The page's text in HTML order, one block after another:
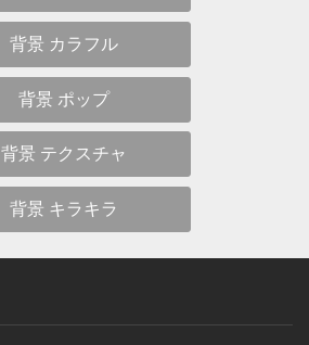
背景 カラフル
背景 ポップ
背景 テクスチャ
背景 キラキラ